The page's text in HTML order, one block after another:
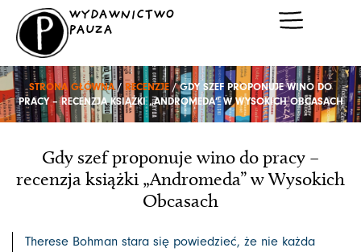
Przejdź
treści
WYDAWNICTWO
PAUZA
STRONA GŁÓWNA/ RECENZJE/ GDY SZEF PROPONUJE WINO DO
PRACY – RECENZJA KSIĄŻKI „ANDROMEDA” W WYSOKICH OBCASACH
Gdy szef proponuje wino do pracy –
recenzja książki „Andromeda” w Wysokich
Obcasach
Therese Bohman stara się powiedzieć, że nie każda